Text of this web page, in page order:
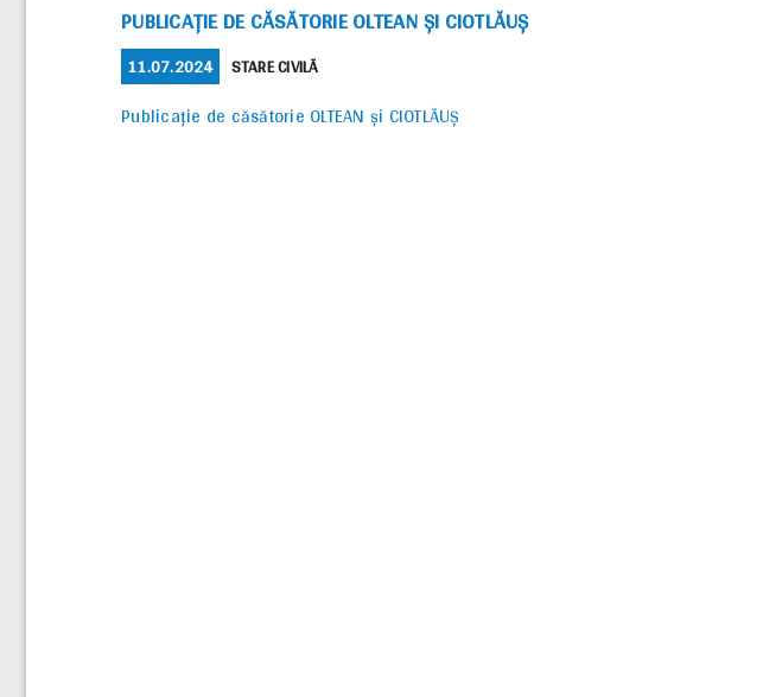
PUBLICAȚIE DE CĂSĂTORIE OLTEAN ȘI CIOTLĂUȘ
POSTED
ON
11.07.2024 CATEGORIES
STARE CIVILĂ
Publicație de căsătorie OLTEAN și CIOTLĂUȘ